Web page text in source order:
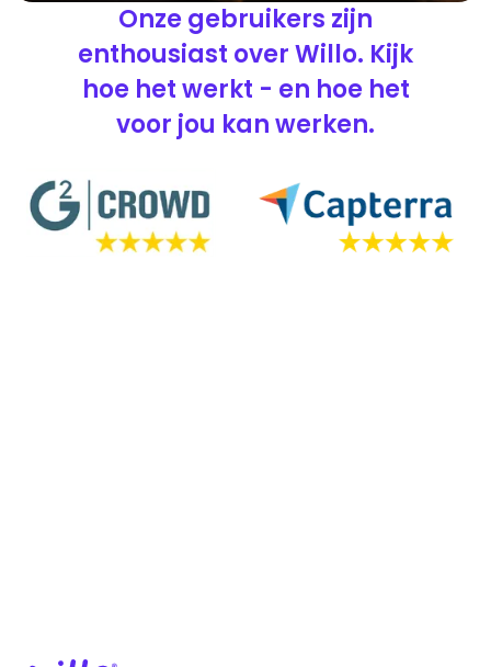
Onze gebruikers zijn
enthousiast over Willo. Kijk
hoe het werkt - en hoe het
voor jou kan werken.